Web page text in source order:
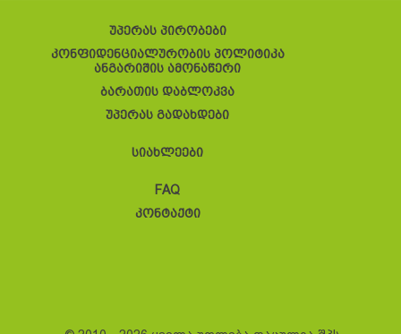
უპერას პირობები
კონფიდენციალურობის პოლიტიკა
ანგარიშის ამონაწერი
ბარათის დაბლოკვა
უპერას გადახდები
სიახლეები
FAQ
კონტაქტი